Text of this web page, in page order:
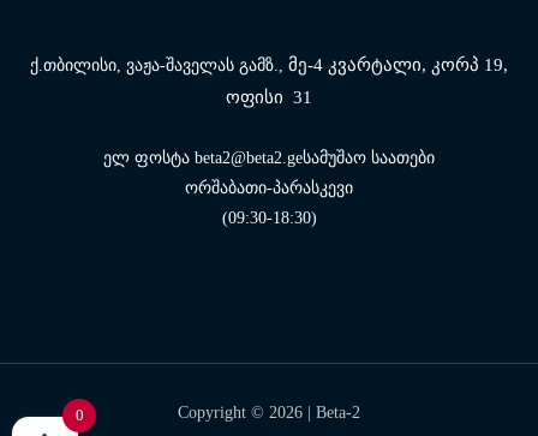
ქ.თბილისი, ვაჟა-შაველას გამზ., მე-4 კვარტალი, კორპ 19,
ოფისი 31
ელ ფოსტა beta2@beta2.geსამუშაო საათები
ორშაბათი-პარასკევი
(09:30-18:30)
Copyright © 2026 | Beta-2
0